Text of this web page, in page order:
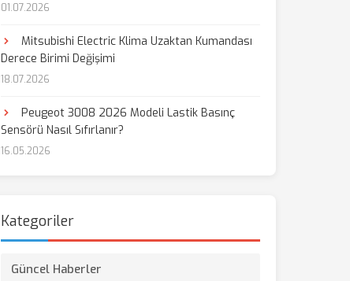
01.07.2026
Mitsubishi Electric Klima Uzaktan Kumandası
Derece Birimi Değişimi
18.07.2026
Peugeot 3008 2026 Modeli Lastik Basınç
Sensörü Nasıl Sıfırlanır?
16.05.2026
Kategoriler
Güncel Haberler